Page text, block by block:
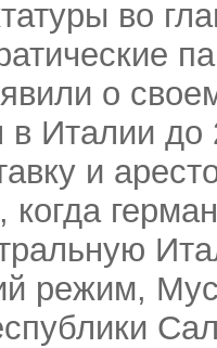
во
о
Италии до
и
когда
режим,